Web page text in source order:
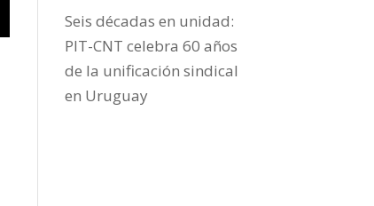
Seis décadas en unidad:
PIT-CNT celebra 60 años
de la unificación sindical
en Uruguay